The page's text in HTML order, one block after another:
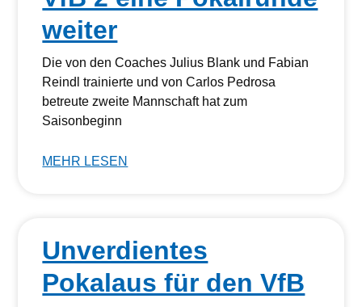
weiter
Die von den Coaches Julius Blank und Fabian
Reindl trainierte und von Carlos Pedrosa
betreute zweite Mannschaft hat zum
Saisonbeginn
MEHR LESEN
Unverdientes
Pokalaus für den VfB